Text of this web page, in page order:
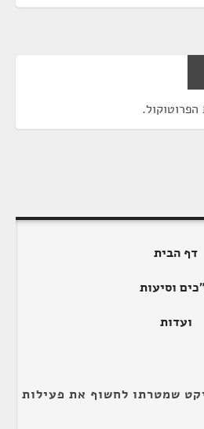
דף הבית
וסיעות
ועדות
שמטרתו לחשוף את פעילות